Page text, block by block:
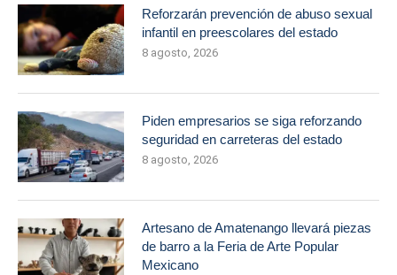
Reforzarán prevención de abuso sexual
infantil en preescolares del estado
8 agosto, 2026
Piden empresarios se siga reforzando
seguridad en carreteras del estado
8 agosto, 2026
Artesano de Amatenango llevará piezas
de barro a la Feria de Arte Popular
Mexicano